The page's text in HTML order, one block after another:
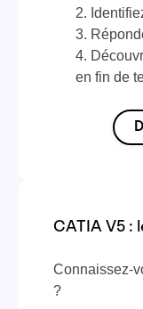
en fin de
CATIA V5 :
Connaissez-
?